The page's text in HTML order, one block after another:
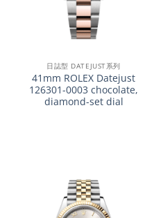
日誌型 DATEJUST系列
41mm ROLEX Datejust
126301-0003 chocolate,
diamond-set dial